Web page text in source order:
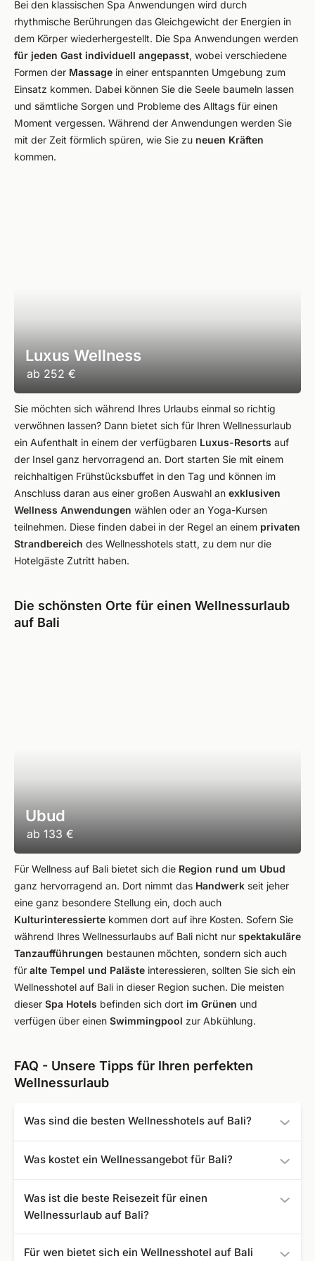
Bei den klassischen Spa Anwendungen wird durch
rhythmische Berührungen das Gleichgewicht der Energien in
dem Körper wiederhergestellt. Die Spa Anwendungen werden
für jeden Gast individuell angepasst, wobei verschiedene
Formen der Massage in einer entspannten Umgebung zum
Einsatz kommen. Dabei können Sie die Seele baumeln lassen
und sämtliche Sorgen und Probleme des Alltags für einen
Moment vergessen. Während der Anwendungen werden Sie
mit der Zeit förmlich spüren, wie Sie zu neuen Kräften
kommen.
Luxus Wellness
ab 252 €
Sie möchten sich während Ihres Urlaubs einmal so richtig
verwöhnen lassen? Dann bietet sich für Ihren Wellnessurlaub
ein Aufenthalt in einem der verfügbaren Luxus-Resorts auf
der Insel ganz hervorragend an. Dort starten Sie mit einem
reichhaltigen Frühstücksbuffet in den Tag und können im
Anschluss daran aus einer großen Auswahl an exklusiven
Wellness Anwendungen wählen oder an Yoga-Kursen
teilnehmen. Diese finden dabei in der Regel an einem privaten
Strandbereich des Wellnesshotels statt, zu dem nur die
Hotelgäste Zutritt haben.
Die schönsten Orte für einen Wellnessurlaub
auf Bali
Ubud
ab 133 €
Für Wellness auf Bali bietet sich die Region rund um Ubud
ganz hervorragend an. Dort nimmt das Handwerk seit jeher
eine ganz besondere Stellung ein, doch auch
Kulturinteressierte kommen dort auf ihre Kosten. Sofern Sie
während Ihres Wellnessurlaubs auf Bali nicht nur spektakuläre
Tanzaufführungen bestaunen möchten, sondern sich auch
für alte Tempel und Paläste interessieren, sollten Sie sich ein
Wellnesshotel auf Bali in dieser Region suchen. Die meisten
dieser Spa Hotels befinden sich dort im Grünen und
verfügen über einen Swimmingpool zur Abkühlung.
FAQ - Unsere Tipps für Ihren perfekten
Wellnessurlaub
Was sind die besten Wellnesshotels auf Bali?
bewertet:
Tauch Terminal Tulamben
Alam Anda Ocean Front Resort & Spa
Sudamala Resort Sanur
Was kostet ein Wellnessangebot für Bali?
uns ab 27 € buchen.
Was ist die beste Reisezeit für einen
Wellnessurlaub auf Bali?
der Trockenzeit zwischen Mai und Oktober. Dagegen
Für wen bietet sich ein Wellnesshotel auf Bali